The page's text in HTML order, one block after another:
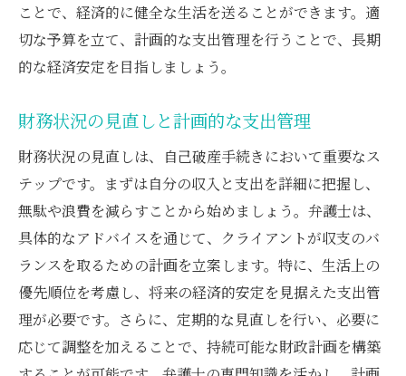
長期的な視点での財務管理
再発防止のための弁護士による教育
弁護士が解説する裁量免責の取得方法とその効
裁量免責の基本とそのメリット
弁護士が手続きを支援する理由
裁量免責を成功させるための要点
具体的事例から学ぶ裁量免責の実際
弁護士が強調する裁量免責のメリット
裁量免責取得後の注意点と弁護士の助言
ことで、経済的に健全な生活を送ることができます。適
切な予算を立て、計画的な支出管理を行うことで、長期
的な経済安定を目指しましょう。
財務状況の見直しと計画的な支出管理
財務状況の見直しは、自己破産手続きにおいて重要なス
テップです。まずは自分の収入と支出を詳細に把握し、
無駄や浪費を減らすことから始めましょう。弁護士は、
具体的なアドバイスを通じて、クライアントが収支のバ
ランスを取るための計画を立案します。特に、生活上の
優先順位を考慮し、将来の経済的安定を見据えた支出管
理が必要です。さらに、定期的な見直しを行い、必要に
応じて調整を加えることで、持続可能な財政計画を構築